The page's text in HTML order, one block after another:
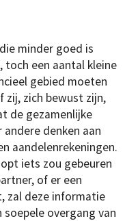
minder goed is
toch een aantal kleine
gebied moeten
zij, zich bewust zijn,
de gezamenlijke
denken aan
aandelenrekeningen.
iets zou gebeuren
of er een
zal deze informatie
overgang van